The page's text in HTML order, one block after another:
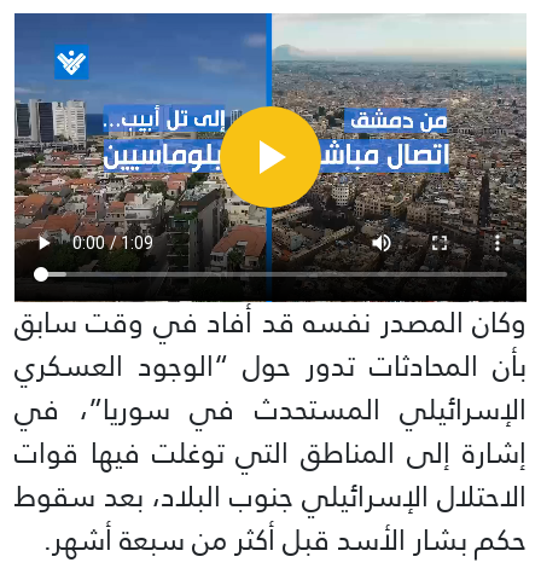
وكان المصدر نفسه قد أفاد في وقت سابق
بأن المحادثات تدور حول “الوجود العسكري
الإسرائيلي المستحدث في سوريا”، في
إشارة إلى المناطق التي توغلت فيها قوات
الاحتلال الإسرائيلي جنوب البلاد، بعد سقوط
حكم بشار الأسد قبل أكثر من سبعة أشهر.